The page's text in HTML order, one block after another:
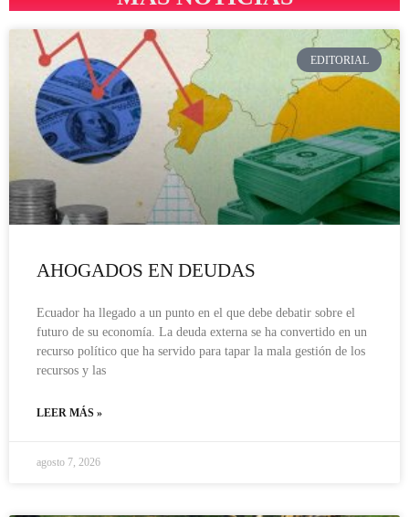
EDITORIAL
AHOGADOS EN DEUDAS
Ecuador ha llegado a un punto en el que debe debatir sobre el
futuro de su economía. La deuda externa se ha convertido en un
recurso político que ha servido para tapar la mala gestión de los
recursos y las
LEER MÁS »
agosto 7, 2026